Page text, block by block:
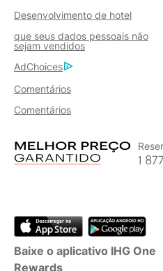
Desenvolvimento de hotel
que seus dados pessoais não
sejam vendidos
AdChoices
Comentários
Comentários
1
Baixe o aplicativo IHG One
Rewards